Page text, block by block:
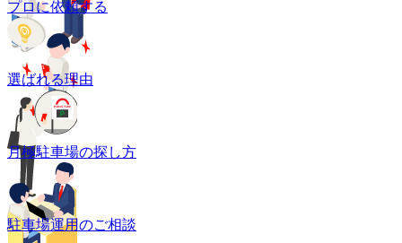
プロに依頼する
選ばれる理由
月極駐車場の探し方
駐車場運用のご相談